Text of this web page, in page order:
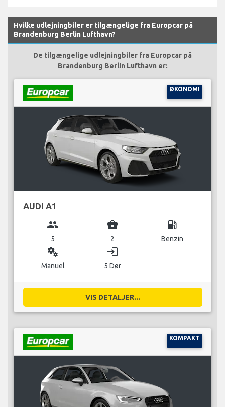
Hvilke udlejningbiler er tilgængelige fra Europcar på
Brandenburg Berlin Lufthavn?
De tilgængelige udlejningbiler fra Europcar på
Brandenburg Berlin Lufthavn er:
ØKONOMI
AUDI A1
group
5
business_center
2
local_gas_station
Benzin
miscellaneous_services
Manuel
login
5 Dør
VIS DETALJER...
KOMPAKT